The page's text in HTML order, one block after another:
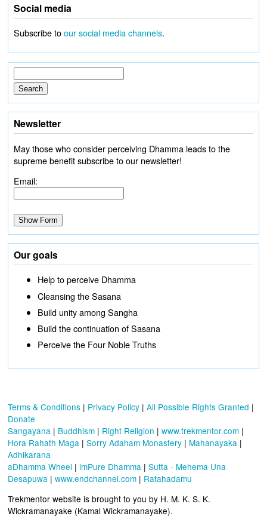
Social media
Subscribe toour social media channels.
Newsletter
May those who consider perceiving Dhamma leads to the
supreme benefit subscribe to our newsletter!
Email:
Our goals
Help to perceive Dhamma
Cleansing the Sasana
Build unity among Sangha
Build the continuation of Sasana
Perceive the Four Noble Truths
Terms & Conditions | Privacy Policy | All Possible Rights Granted |
Donate
Sangayana | Buddhism | Right Religion | www.trekmentor.com |
Hora Rahath Maga | Sorry Adaham Monastery | Mahanayaka |
Adhikarana
aDhamma Wheel | imPure Dhamma | Sutta - Mehema Una
Desapuwa | www.endchannel.com | Ratahadamu
Trekmentor website is brought to you by H. M. K. S. K.
Wickramanayake (Kamal Wickramanayake).